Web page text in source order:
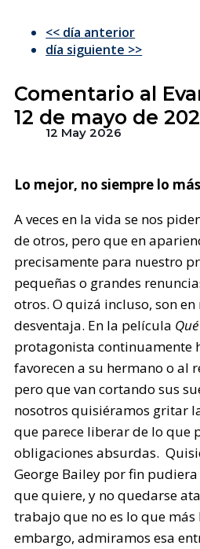
<< día anterior
día siguiente >>
Comentario al
12 de mayo de
12 May 2026
Lo mejor, no siempre lo
A veces en la vida se nos
de otros, pero que en
precisamente para nuestro
pequeñas o grandes
otros. O quizá incluso, son
desventaja. En la película
protagonista continuamente
favorecen a su hermano o al
pero que van cortando sus
nosotros quisiéramos gritar
que parece liberar de lo que
obligaciones absurdas.
George Bailey por fin
que quiere, y no quedarse
trabajo que no es lo que más
embargo, admiramos esa